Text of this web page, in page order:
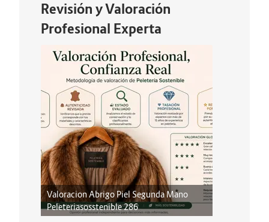
Revisión y Valoración
Profesional Experta
Valoracion Abrigo Piel Segunda Mano
Peleteriasosstenible 286